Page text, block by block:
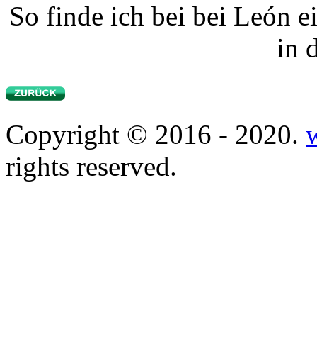
So finde ich bei bei León
in
Copyright © 2016 - 2020.
rights reserved.